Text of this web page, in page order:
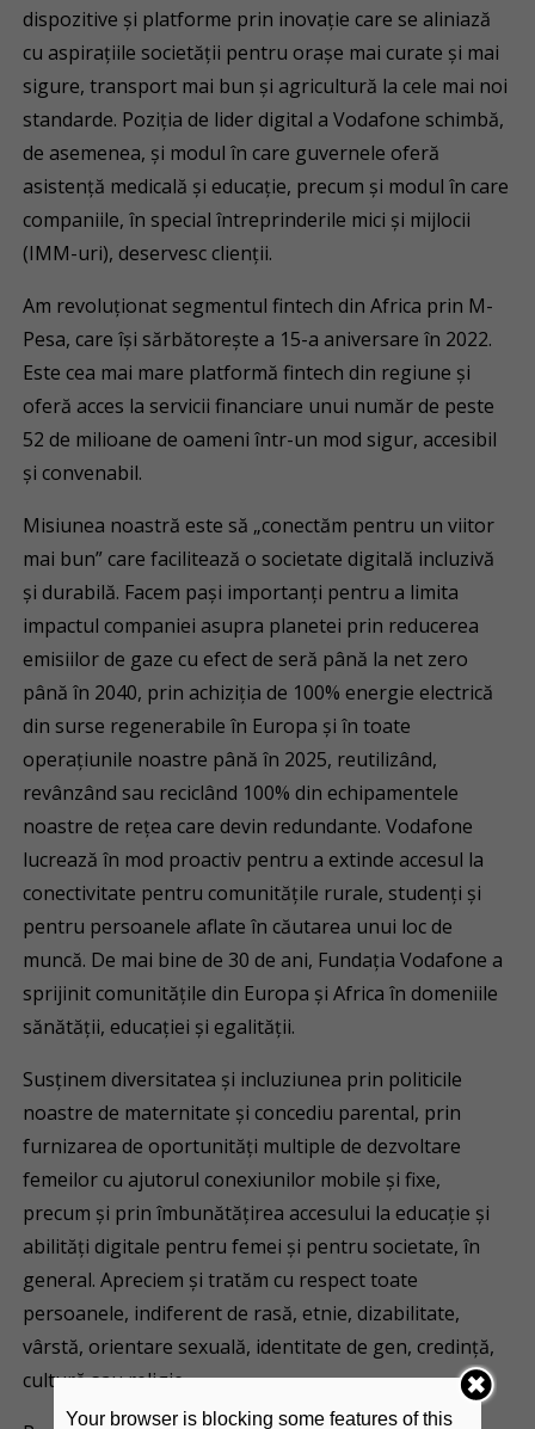
dispozitive și platforme prin inovație care se aliniază
cu aspirațiile societății pentru orașe mai curate și mai
sigure, transport mai bun și agricultură la cele mai noi
standarde. Poziția de lider digital a Vodafone schimbă,
de asemenea, și modul în care guvernele oferă
asistență medicală și educație, precum și modul în care
companiile, în special întreprinderile mici și mijlocii
(IMM-uri), deservesc clienții.
Am revoluționat segmentul fintech din Africa prin M-
Pesa, care își sărbătorește a 15-a aniversare în 2022.
Este cea mai mare platformă fintech din regiune și
oferă acces la servicii financiare unui număr de peste
52 de milioane de oameni într-un mod sigur, accesibil
și convenabil.
Misiunea noastră este să „conectăm pentru un viitor
mai bun” care facilitează o societate digitală incluzivă
și durabilă. Facem pași importanți pentru a limita
impactul companiei asupra planetei prin reducerea
emisiilor de gaze cu efect de seră până la net zero
până în 2040, prin achiziția de 100% energie electrică
din surse regenerabile în Europa și în toate
operațiunile noastre până în 2025, reutilizând,
revânzând sau reciclând 100% din echipamentele
noastre de rețea care devin redundante. Vodafone
lucrează în mod proactiv pentru a extinde accesul la
conectivitate pentru comunitățile rurale, studenți și
pentru persoanele aflate în căutarea unui loc de
muncă. De mai bine de 30 de ani, Fundația Vodafone a
sprijinit comunitățile din Europa și Africa în domeniile
sănătății, educației și egalității.
Susținem diversitatea și incluziunea prin politicile
noastre de maternitate și concediu parental, prin
furnizarea de oportunități multiple de dezvoltare
femeilor cu ajutorul conexiunilor mobile și fixe,
precum și prin îmbunătățirea accesului la educație și
abilități digitale pentru femei și pentru societate, în
general. Apreciem și tratăm cu respect toate
persoanele, indiferent de rasă, etnie, dizabilitate,
vârstă, orientare sexuală, identitate de gen, credință,
cultură sau religie.
Your browser is blocking some features of this